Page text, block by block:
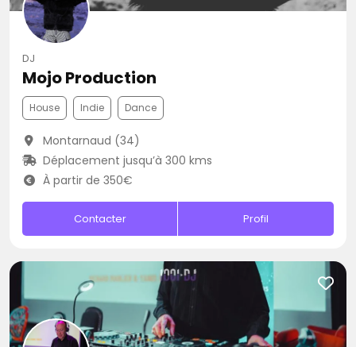
DJ
Mojo Production
House Indie Dance
Montarnaud (34)
Déplacement jusqu’à 300 kms
À partir de 350€
Contacter Profil